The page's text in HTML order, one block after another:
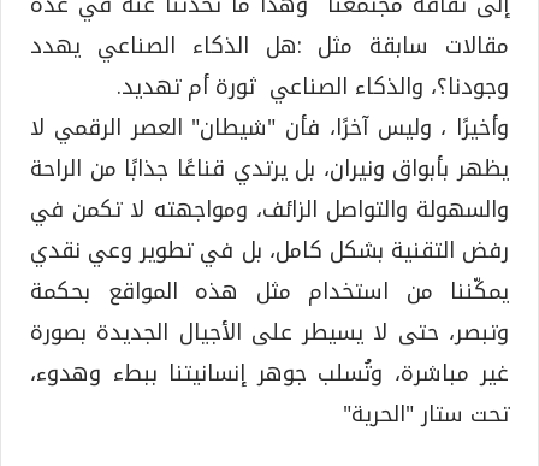
مقالات سابقة مثل :هل الذكاء الصناعي يهدد
وجودنا؟، والذكاء الصناعي ثورة أم تهديد.
وأخيرًا ، وليس آخرًا، فأن "شيطان" العصر الرقمي لا
يظهر بأبواق ونيران، بل يرتدي قناعًا جذابًا من الراحة
والسهولة والتواصل الزائف، ومواجهته لا تكمن في
رفض التقنية بشكل كامل، بل في تطوير وعي نقدي
يمكّننا من استخدام مثل هذه المواقع بحكمة
وتبصر، حتى لا يسيطر على الأجيال الجديدة بصورة
غير مباشرة، وتُسلب جوهر إنسانيتنا ببطء وهدوء،
تحت ستار "الحرية"